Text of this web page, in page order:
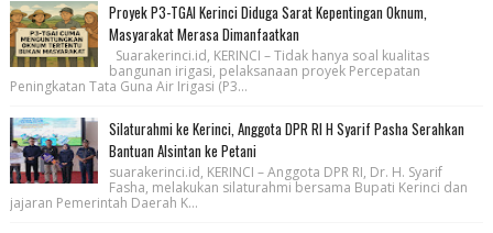
Proyek P3-TGAI Kerinci Diduga Sarat Kepentingan Oknum,
Masyarakat Merasa Dimanfaatkan
Suarakerinci.id, KERINCI – Tidak hanya soal kualitas
bangunan irigasi, pelaksanaan proyek Percepatan
Peningkatan Tata Guna Air Irigasi (P3...
Silaturahmi ke Kerinci, Anggota DPR RI H Syarif Pasha Serahkan
Bantuan Alsintan ke Petani
suarakerinci.id, KERINCI – Anggota DPR RI, Dr. H. Syarif
Fasha, melakukan silaturahmi bersama Bupati Kerinci dan
jajaran Pemerintah Daerah K...